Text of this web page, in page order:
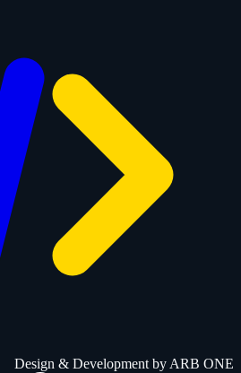
Design & Development by ARB ONE